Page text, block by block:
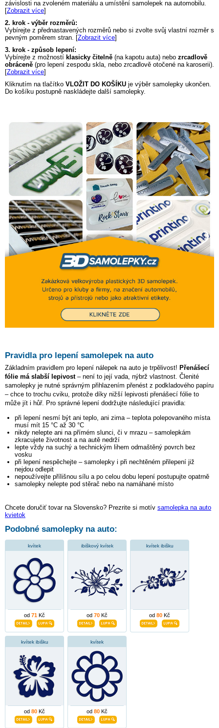
závislosti na zvoleném materiálu a umístění samolepek na automobilu.
[Zobrazit více]
2. krok - výběr rozměrů:
Vybírejte z přednastavených rozměrů nebo si zvolte svůj vlastní rozměr s
pevným poměrem stran. [Zobrazit více]
3. krok - způsob lepení:
Vybírejte z možností klasicky čitelně (na kapotu auta) nebo zrcadlově
obráceně (pro lepení zespodu skla, nebo zrcadlově otočené na karoserii).
[Zobrazit více]
Kliknutím na tlačítko VLOŽIT DO KOŠÍKU je výběr samolepky ukončen.
Do košíku postupně naskládejte další samolepky.
Pravidla pro lepení samolepek na auto
Základním pravidlem pro lepení nálepek na auto je trpělivost! Přenášecí
fólie má slabší lepivost– není to její vada, nýbrž vlastnost. Členité
samolepky je nutné správným přihlazením přenést z podkladového papíru
– chce to trochu cviku, protože díky nižší lepivosti přenášecí fólie to
může jít i hůř. Pro správné lepení dodržujte následující pravidla:
při lepení nesmí být ani teplo, ani zima – teplota polepovaného místa
musí mít 15 °C až 30 °C
nikdy nelepte ani na přímém slunci, či v mrazu – samolepkám
zkracujete životnost a na autě nedrží
lepte vždy na suchý a technickým lihem odmaštěný povrch bez
vosku
při lepení nespěchejte – samolepky i při nechtěném přilepení již
nejdou odlepit
nepoužívejte přílišnou sílu a po celou dobu lepení postupujte opatrně
samolepky nelepte pod stěrač nebo na namáhané místo
Chcete doručiť tovar na Slovensko? Prezrite si motív samolepka na auto
kvietok
Podobné samolepky na auto:
kvítek
od 71 Kč
ibiškový kvítek
od 70 Kč
kvítek ibišku
od 80 Kč
kvítek ibišku
od 80 Kč
kvítek
od 80 Kč